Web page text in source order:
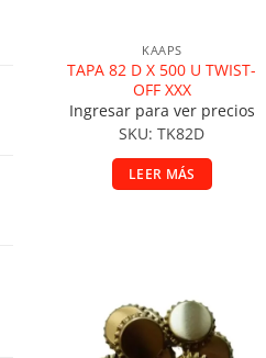
KAAPS
TAPA 82 D X 500 U TWIST-
OFF XXX
Ingresar para ver precios
SKU: TK82D
LEER MÁS